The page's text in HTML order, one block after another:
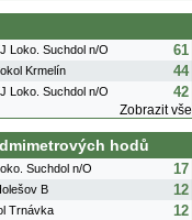
Loko. Suchdol n/O
61
Krmelín
44
Loko. Suchdol n/O 42
Zobrazit vše
hodů
Suchdol n/O
17
B
12
Trnávka 12